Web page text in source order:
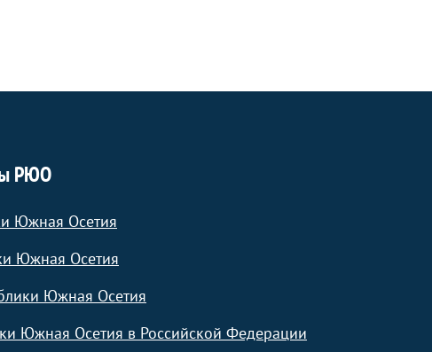
РЮО
Южная Осетия
Южная Осетия
Южная Осетия
Южная Осетия в Российской Федерации